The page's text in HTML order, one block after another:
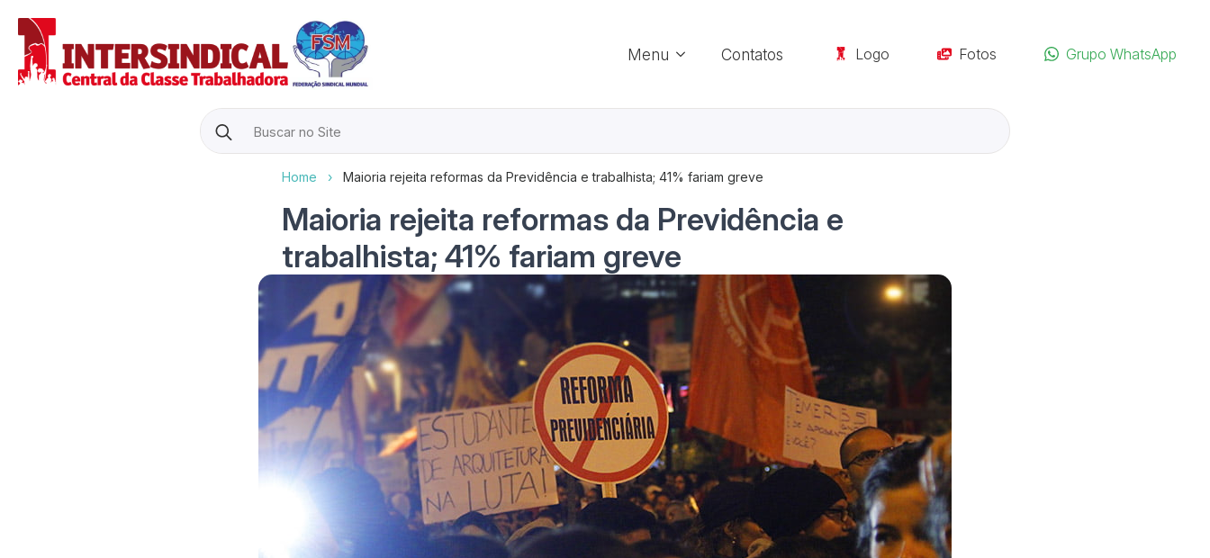
Menu Contatos Logo Fotos Grupo WhatsApp
Search
for:
Home › Maioria rejeita reformas da Previdência e trabalhista; 41% fariam greve
Maioria rejeita reformas da Previdência e
trabalhista; 41% fariam greve